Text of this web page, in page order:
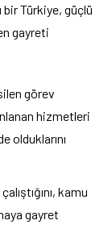
Türkiye, güçlü
gayreti
görev
hizmetleri
olduklarını
kamu
gayret